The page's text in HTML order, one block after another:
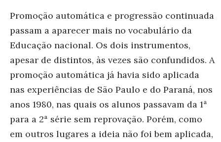
Promoção automática e progressão continuada
passam a aparecer mais no vocabulário da
Educação nacional. Os dois instrumentos,
apesar de distintos, às vezes são confundidos. A
promoção automática já havia sido aplicada
nas experiências de São Paulo e do Paraná, nos
anos 1980, nas quais os alunos passavam da 1ª
para a 2ª série sem reprovação. Porém, como
em outros lugares a ideia não foi bem aplicada,